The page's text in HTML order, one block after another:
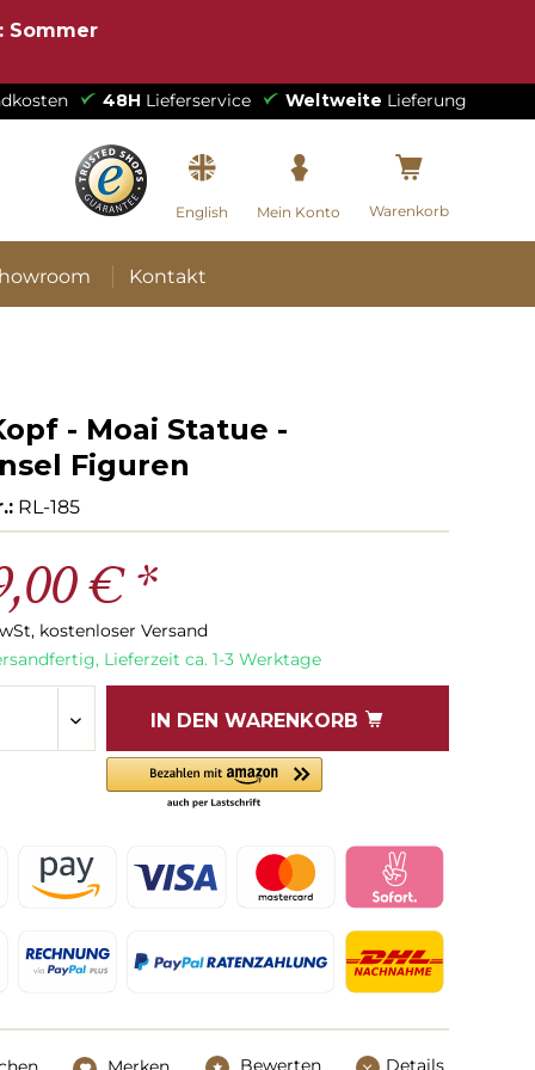
Sommer
48H Lieferservice Weltweite Lieferung
English Mein Konto Warenkorb
Kontakt
- Moai Statue -
Figuren
RL-185
€ *
kostenloser Versand
Lieferzeit ca. 1-3 Werktage
IN DEN WARENKORB
Bewerten Details